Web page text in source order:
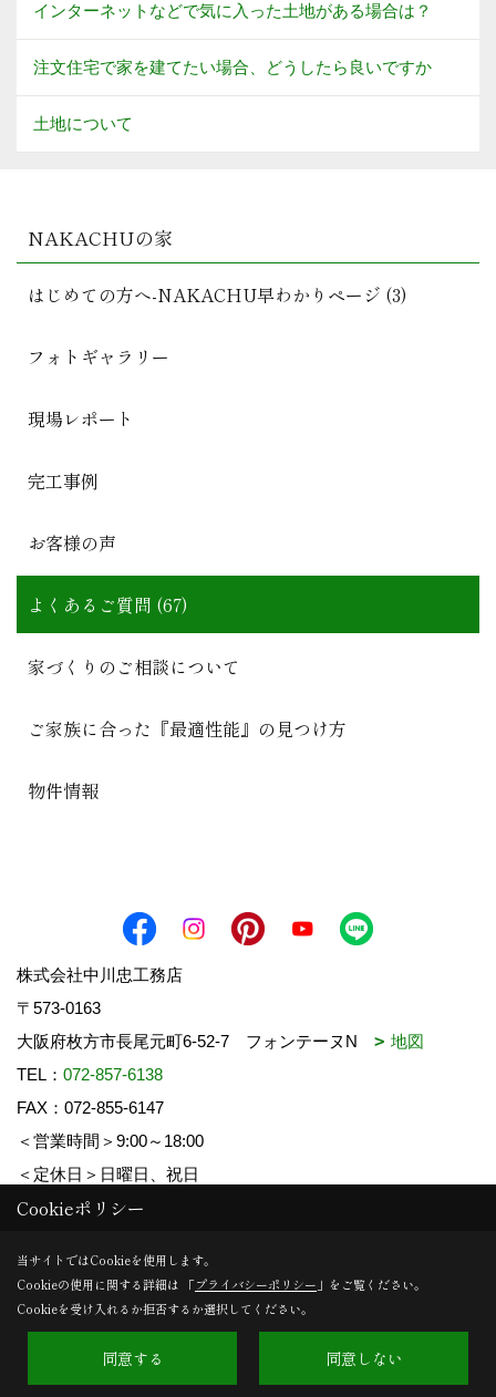
インターネットなどで気に入った土地がある場合は？
注文住宅で家を建てたい場合、どうしたら良いですか
土地について
NAKACHUの家
はじめての方へ-NAKACHU早わかりページ (3)
フォトギャラリー
現場レポート
完工事例
お客様の声
よくあるご質問 (67)
家づくりのご相談について
ご家族に合った『最適性能』の見つけ方
物件情報
株式会社中川忠工務店
〒573-0163
大阪府枚方市長尾元町6-52-7 フォンテーヌN
地図
TEL： 072-857-6138
FAX：072-855-6147
＜営業時間＞9:00～18:00
＜定休日＞日曜日、祝日
Copyright (c) 中川忠工務店. All Rights Reserved.
Produced byゴデスクリエイト
Cookieポリシー
当サイトではCookieを使用します。
Cookieの使用に関する詳細は 「プライバシーポリシー 」をご覧ください。
Cookieを受け入れるか拒否するか選択してください。
同意する 同意しない